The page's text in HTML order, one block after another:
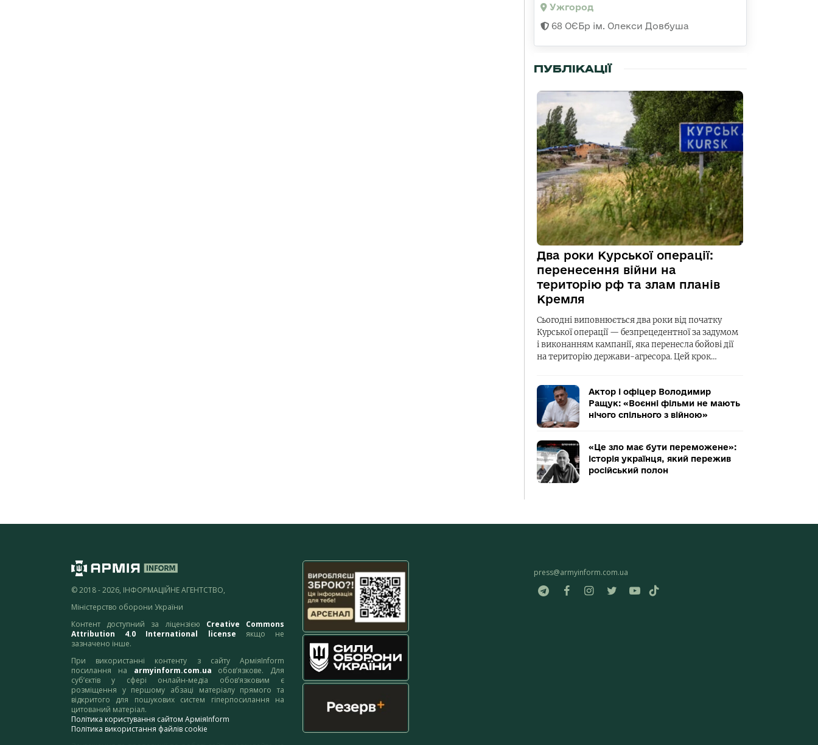
Ужгород
68 ОЄБр ім. Олекси Довбуша
ПУБЛІКАЦІЇ
Два роки Курської операції:
перенесення війни на
територію рф та злам планів
Кремля
Сьогодні виповнюється два роки від початку
Курської операції — безпрецедентної за задумом
і виконанням кампанії, яка перенесла бойові дії
на територію держави-агресора. Цей крок…
Актор і офіцер Володимир
Ращук: «Воєнні фільми не мають
нічого спільного з війною»
«Це зло має бути переможене»:
історія українця, який пережив
російський полон
© 2018 - 2026, ІНФОРМАЦІЙНЕ АГЕНТСТВО,
Міністерство оборони України
Контент доступний за ліцензією Creative Commons
Attribution 4.0 International license якщо не
зазначено інше.
При використанні контенту з сайту АрміяInform
посилання на armyinform.com.ua обов’язкове. Для
суб’єктів у сфері онлайн-медіа обов’язковим є
розміщення у першому абзаці матеріалу прямого та
відкритого для пошукових систем гіперпосилання на
цитований матеріал.
Політика користування сайтом АрміяInform
Політика використання файлів cookie
press@armyinform.com.ua